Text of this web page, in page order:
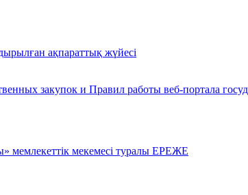
ақпараттық жүйесі
закупок и Правил работы веб-портала
мемлекеттік мекемесі туралы ЕРЕЖЕ